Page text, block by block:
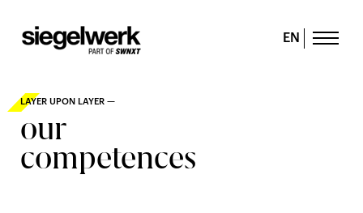
EN
LAYER UPON LAYER —
our
competences